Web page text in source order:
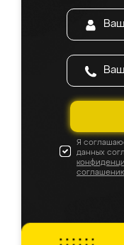
Я
данных